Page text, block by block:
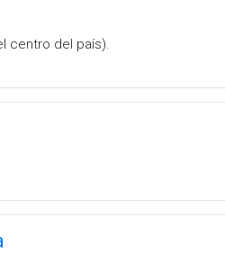
centro del país).